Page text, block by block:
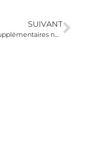
SUIVANT
Des heures supplémentaires nécessaires ?